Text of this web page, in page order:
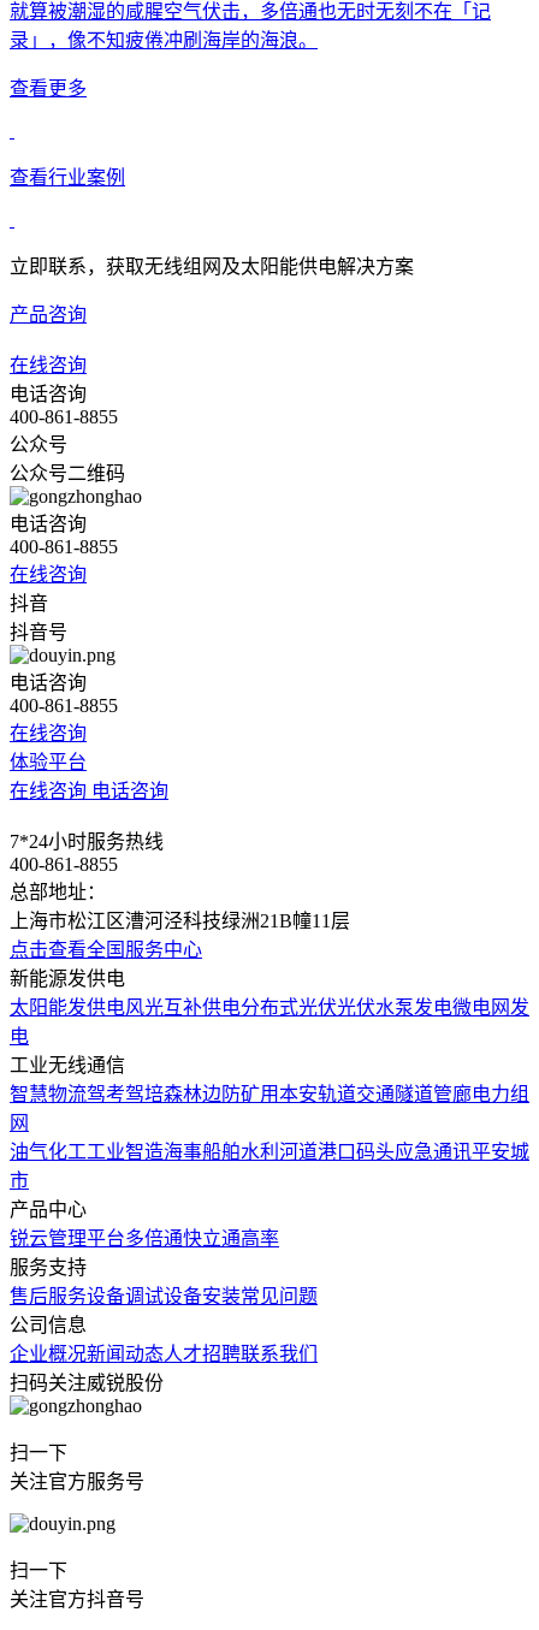
就算被潮湿的咸腥空气伏击，多倍通也无时无刻不在「记
录」，像不知疲倦冲刷海岸的海浪。
查看更多
查看行业案例
立即联系，获取无线组网及太阳能供电解决方案
产品咨询
在线咨询
电话咨询
400-861-8855
公众号
公众号二维码
电话咨询
400-861-8855
在线咨询
抖音
抖音号
电话咨询
400-861-8855
在线咨询
体验平台
在线咨询 电话咨询
7*24小时服务热线
400-861-8855
总部地址：
上海市松江区漕河泾科技绿洲21B幢11层
点击查看全国服务中心
新能源发供电
太阳能发供电风光互补供电分布式光伏光伏水泵发电微电网发
电
工业无线通信
智慧物流驾考驾培森林边防矿用本安轨道交通隧道管廊电力组
网
油气化工工业智造海事船舶水利河道港口码头应急通讯平安城
市
产品中心
锐云管理平台多倍通快立通高率
服务支持
售后服务设备调试设备安装常见问题
公司信息
企业概况新闻动态人才招聘联系我们
扫码关注威锐股份
扫一下
关注官方服务号
扫一下
关注官方抖音号